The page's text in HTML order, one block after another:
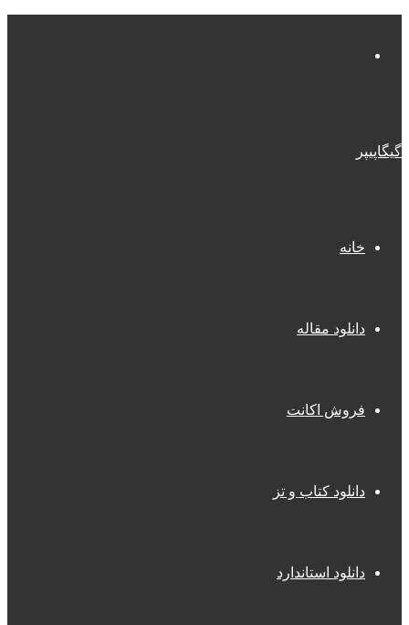
گیگاپیپر
خانه
دانلود مقاله
فروش اکانت
دانلود کتاب و تز
دانلود استاندارد